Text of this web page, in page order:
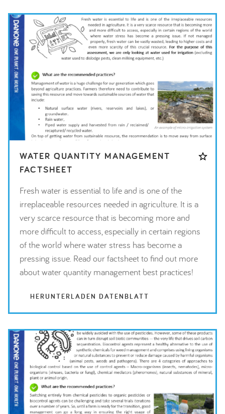
WATER QUANTITY MANAGEMENT
FACTSHEET
Fresh water is essential to life and is one of the
irreplaceable resources needed in agriculture. It is a
very scarce resource that is becoming more and
more difficult to access, especially in certain regions
of the world where water stress has become a
pressing issue. Read our factsheet to find out more
about water quantity management best practices!
HERUNTERLADEN DATENBLATT